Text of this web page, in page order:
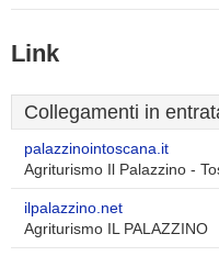
Link
Collegamenti in
palazzinointoscana.it
Agriturismo Il Palazzino -
ilpalazzino.net
Agriturismo IL PALAZZINO